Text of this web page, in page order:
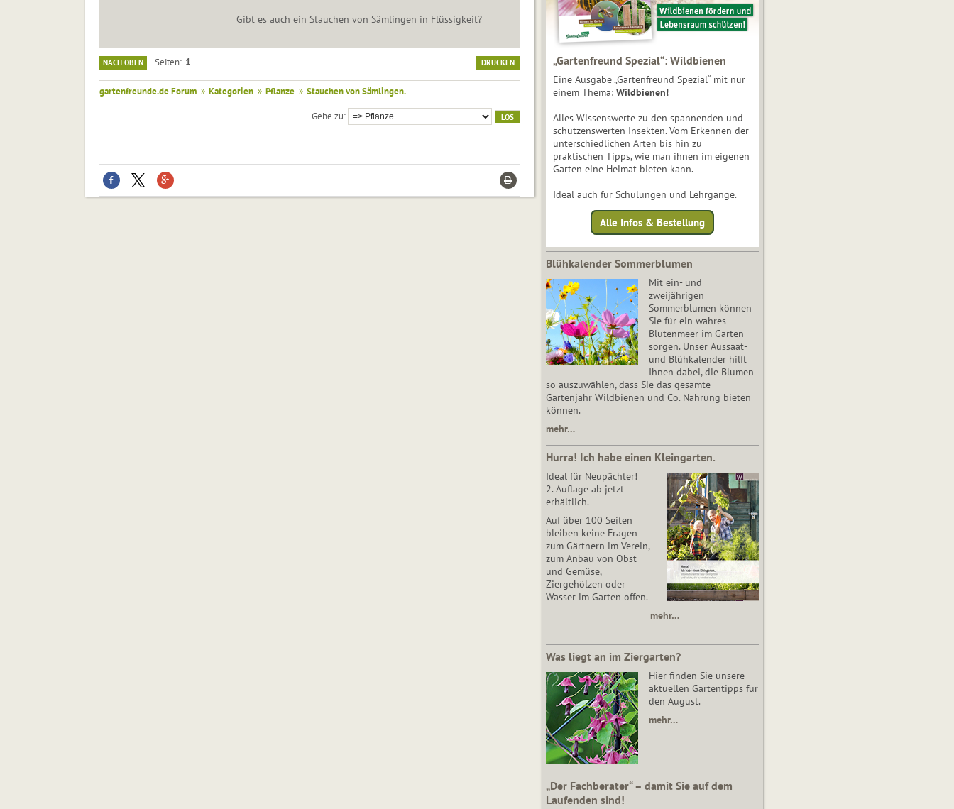
Gibt es auch ein Stauchen von Sämlingen in Flüssigkeit?
DRUCKEN
NACH OBEN Seiten 1
gartenfreunde.de Forum » Kategorien » Pflanze » Stauchen von Sämlingen.
Gehe zu
„Gartenfreund Spezial“: Wildbienen
Eine Ausgabe „Gartenfreund Spezial“ mit nur
einem Thema: Wildbienen!
Alles Wissenswerte zu den spannenden und
schützenswerten Insekten. Vom Erkennen der
unterschiedlichen Arten bis hin zu
praktischen Tipps, wie man ihnen im eigenen
Garten eine Heimat bieten kann.
Ideal auch für Schulungen und Lehrgänge.
Alle Infos & Bestellung
Blühkalender Sommerblumen
Mit ein- und
zweijährigen
Sommerblumen können
Sie für ein wahres
Blütenmeer im Garten
sorgen. Unser Aussaat-
und Blühkalender hilft
Ihnen dabei, die Blumen
so auszuwählen, dass Sie das gesamte
Gartenjahr Wildbienen und Co. Nahrung bieten
können.
mehr…
Hurra! Ich habe einen Kleingarten.
Ideal für Neupächter!
2. Auflage ab jetzt
erhältlich.
Auf über 100 Seiten
bleiben keine Fragen
zum Gärtnern im Verein,
zum Anbau von Obst
und Gemüse,
Ziergehölzen oder
Wasser im Garten offen.
mehr…
Was liegt an im Ziergarten?
Hier finden Sie unsere
aktuellen Gartentipps für
den August.
mehr…
„Der Fachberater“ – damit Sie auf dem
Laufenden sind!